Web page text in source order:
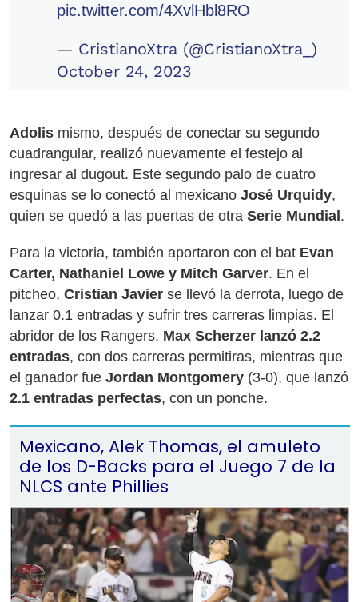
pic.twitter.com/4XvlHbl8RO
— CristianoXtra (@CristianoXtra_)
October 24, 2023
Adolis mismo, después de conectar su segundo
cuadrangular, realizó nuevamente el festejo al
ingresar al dugout. Este segundo palo de cuatro
esquinas se lo conectó al mexicano José Urquidy,
quien se quedó a las puertas de otra Serie Mundial.
Para la victoria, también aportaron con el bat Evan
Carter, Nathaniel Lowe y Mitch Garver. En el
pitcheo, Cristian Javier se llevó la derrota, luego de
lanzar 0.1 entradas y sufrir tres carreras limpias. El
abridor de los Rangers, Max Scherzer lanzó 2.2
entradas, con dos carreras permitiras, mientras que
el ganador fue Jordan Montgomery (3-0), que lanzó
2.1 entradas perfectas, con un ponche.
Mexicano, Alek Thomas, el amuleto
de los D-Backs para el Juego 7 de la
NLCS ante Phillies